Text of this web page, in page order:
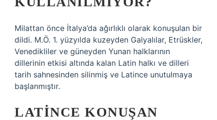
Milattan önce İtalya’da ağırlıklı olarak konuşulan bir
dildi. M.Ö. 1. yüzyılda kuzeyden Galyalılar, Etrüskler,
Venedikliler ve güneyden Yunan halklarının
dillerinin etkisi altında kalan Latin halkı ve dilleri
tarih sahnesinden silinmiş ve Latince unutulmaya
başlanmıştır.
LATINCE KONUŞAN